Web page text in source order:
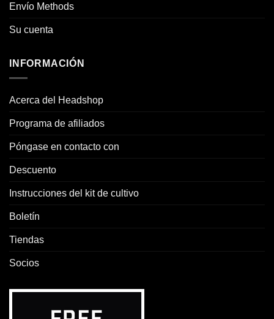
Envío Methods
Su cuenta
INFORMACIÓN
Acerca del Headshop
Programa de afiliados
Póngase en contacto con
Descuento
Instrucciones del kit de cultivo
Boletín
Tiendas
Socios